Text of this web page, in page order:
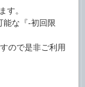
す。
能な『-初回限
ので是非ご利用